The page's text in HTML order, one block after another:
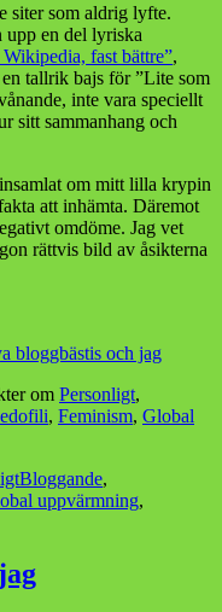
siter som aldrig lyfte.
upp en del lyriska
fast bättre”,
tallrik bajs för ”Lite som
inte vara speciellt
sitt sammanhang och
om mitt lilla krypin
att inhämta. Däremot
omdöme. Jag vet
rättvis bild av åsikterna
bloggbästis och jag
om Personligt,
, Feminism, Global
Taggar
Bloggande,
uppvärmning,